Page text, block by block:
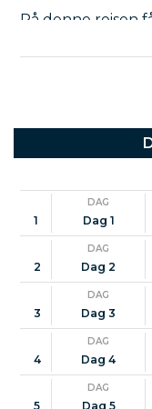
På denne reisen
historiske
før turen går
Skanderbeg og
middelalderbasar.
Videre venter
med vinduene
brosteinsgater,
imponerende
mer enn 2000 år
berømte Onufri-
kirkekunst.
Reisen fortsetter
der
Underveis
øyer og det
1
DAG
Dag 1
2
DAG
Dag 2
3
DAG
Dag 3
4
DAG
Dag 4
5
DAG
Dag 5